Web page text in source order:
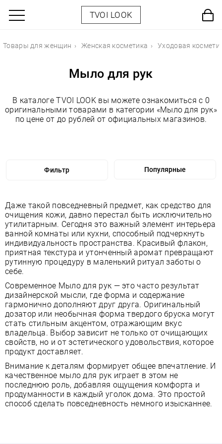
TVOI LOOK
Товары для женщин Женская косметика Уходовая
Мыло для рук
В каталоге TVOI LOOK вы можете ознакомиться с 0
оригинальными товарами в категории «Мыло для рук»
по цене от до рублей от официальных магазинов.
Фильтр
Даже такой повседневный предмет, как средство для
очищения кожи, давно перестал быть исключительно
утилитарным. Сегодня это важный элемент интерьера
ванной комнаты или кухни, способный подчеркнуть
индивидуальность пространства. Красивый флакон,
приятная текстура и утонченный аромат превращают
рутинную процедуру в маленький ритуал заботы о
себе.
Современное Мыло для рук — это часто результат
дизайнерской мысли, где форма и содержание
гармонично дополняют друг друга. Оригинальный
дозатор или необычная форма твердого бруска могут
стать стильным акцентом, отражающим вкус
владельца. Выбор зависит не только от очищающих
свойств, но и от эстетического удовольствия, которое
продукт доставляет.
Внимание к деталям формирует общее впечатление. И
качественное мыло для рук играет в этом не
последнюю роль, добавляя ощущения комфорта и
продуманности в каждый уголок дома. Это простой
способ сделать повседневность немного изысканнее.